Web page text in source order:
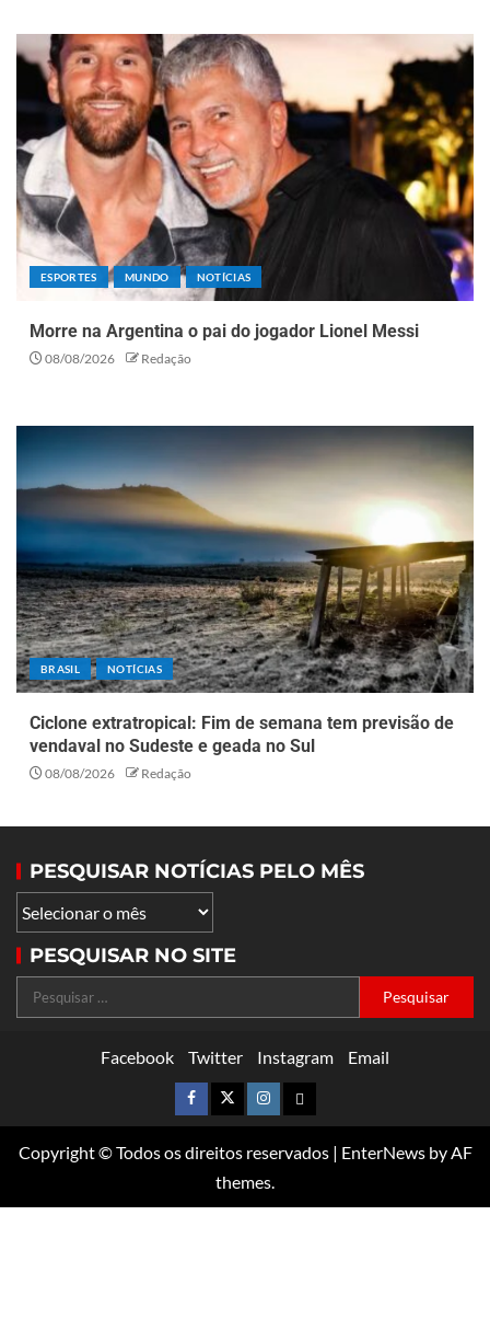
ESPORTES MUNDO NOTÍCIAS
Morre na Argentina o pai do jogador Lionel Messi
08/08/2026 Redação
BRASIL NOTÍCIAS
Ciclone extratropical: Fim de semana tem previsão de
vendaval no Sudeste e geada no Sul
08/08/2026 Redação
PESQUISAR NOTÍCIAS PELO MÊS
PESQUISAR NO SITE
Facebook Twitter Instagram Email
Copyright © Todos os direitos reservados | EnterNewsby AF
themes.